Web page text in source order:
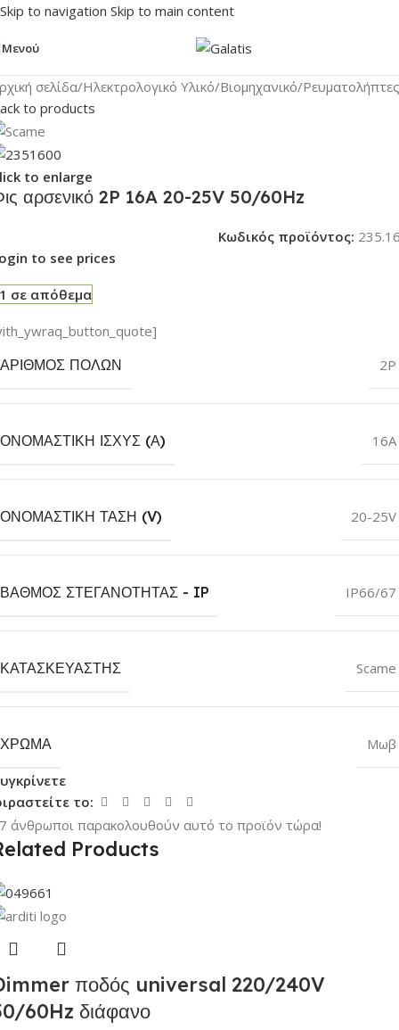
Skip to navigation Skip to main content
Μενού
σελίδα/Ηλεκτρολογικό Υλικό/Βιομηχανικό/Ρευματολήπτες
to products
to enlarge
αρσενικό 2P 16A 20-25V 50/60Hz
Κωδικός προϊόντος:
to see prices
1 σε απόθεμα
ΑΡΙΘΜΌΣ ΠΌΛΩΝ
2P
ΟΝΟΜΑΣΤΙΚΉ ΙΣΧΎΣ (Α) 16A
ΟΝΟΜΑΣΤΙΚΉ ΤΆΣΗ (V) 20-25V
ΒΑΘΜΌΣ ΣΤΕΓΑΝΌΤΗΤΑΣ - IP IP66/67
ΚΑΤΑΣΚΕΥΑΣΤΉΣ Scame
ΧΡΏΜΑ Μωβ
το:
άνθρωποι παρακολουθούν αυτό το προϊόν τώρα!
Products
ποδός universal 220/240V
60Hz διάφανο